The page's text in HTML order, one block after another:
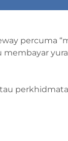
percuma